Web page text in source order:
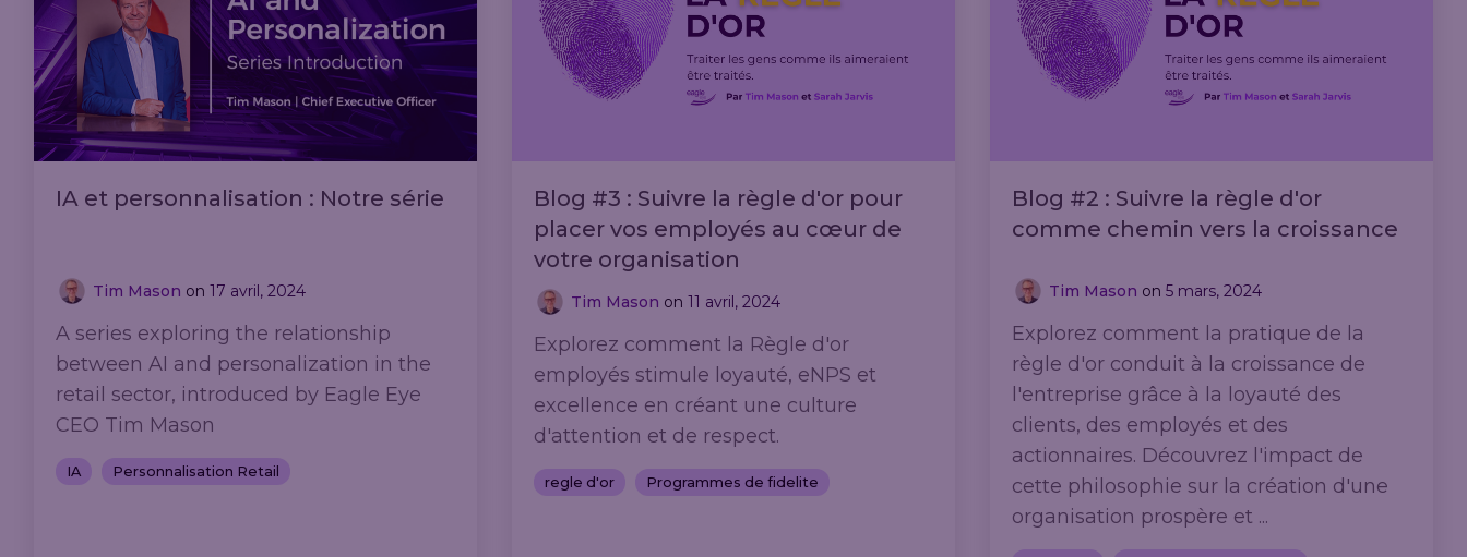
IA et personnalisation : Notre série
Tim Mason on 17 avril, 2024
A series exploring the relationship
between AI and personalization in the
retail sector, introduced by Eagle Eye
CEO Tim Mason
IA Personnalisation Retail
Blog #3 : Suivre la règle d'or pour
placer vos employés au cœur de
votre organisation
Tim Mason on 11 avril, 2024
Explorez comment la Règle d'or
employés stimule loyauté, eNPS et
excellence en créant une culture
d'attention et de respect.
regle d'or Programmes de fidelite
Blog #2 : Suivre la règle d'or
comme chemin vers la croissance
Tim Mason on 5 mars, 2024
Explorez comment la pratique de la
règle d'or conduit à la croissance de
l'entreprise grâce à la loyauté des
clients, des employés et des
actionnaires. Découvrez l'impact de
cette philosophie sur la création d'une
organisation prospère et ...